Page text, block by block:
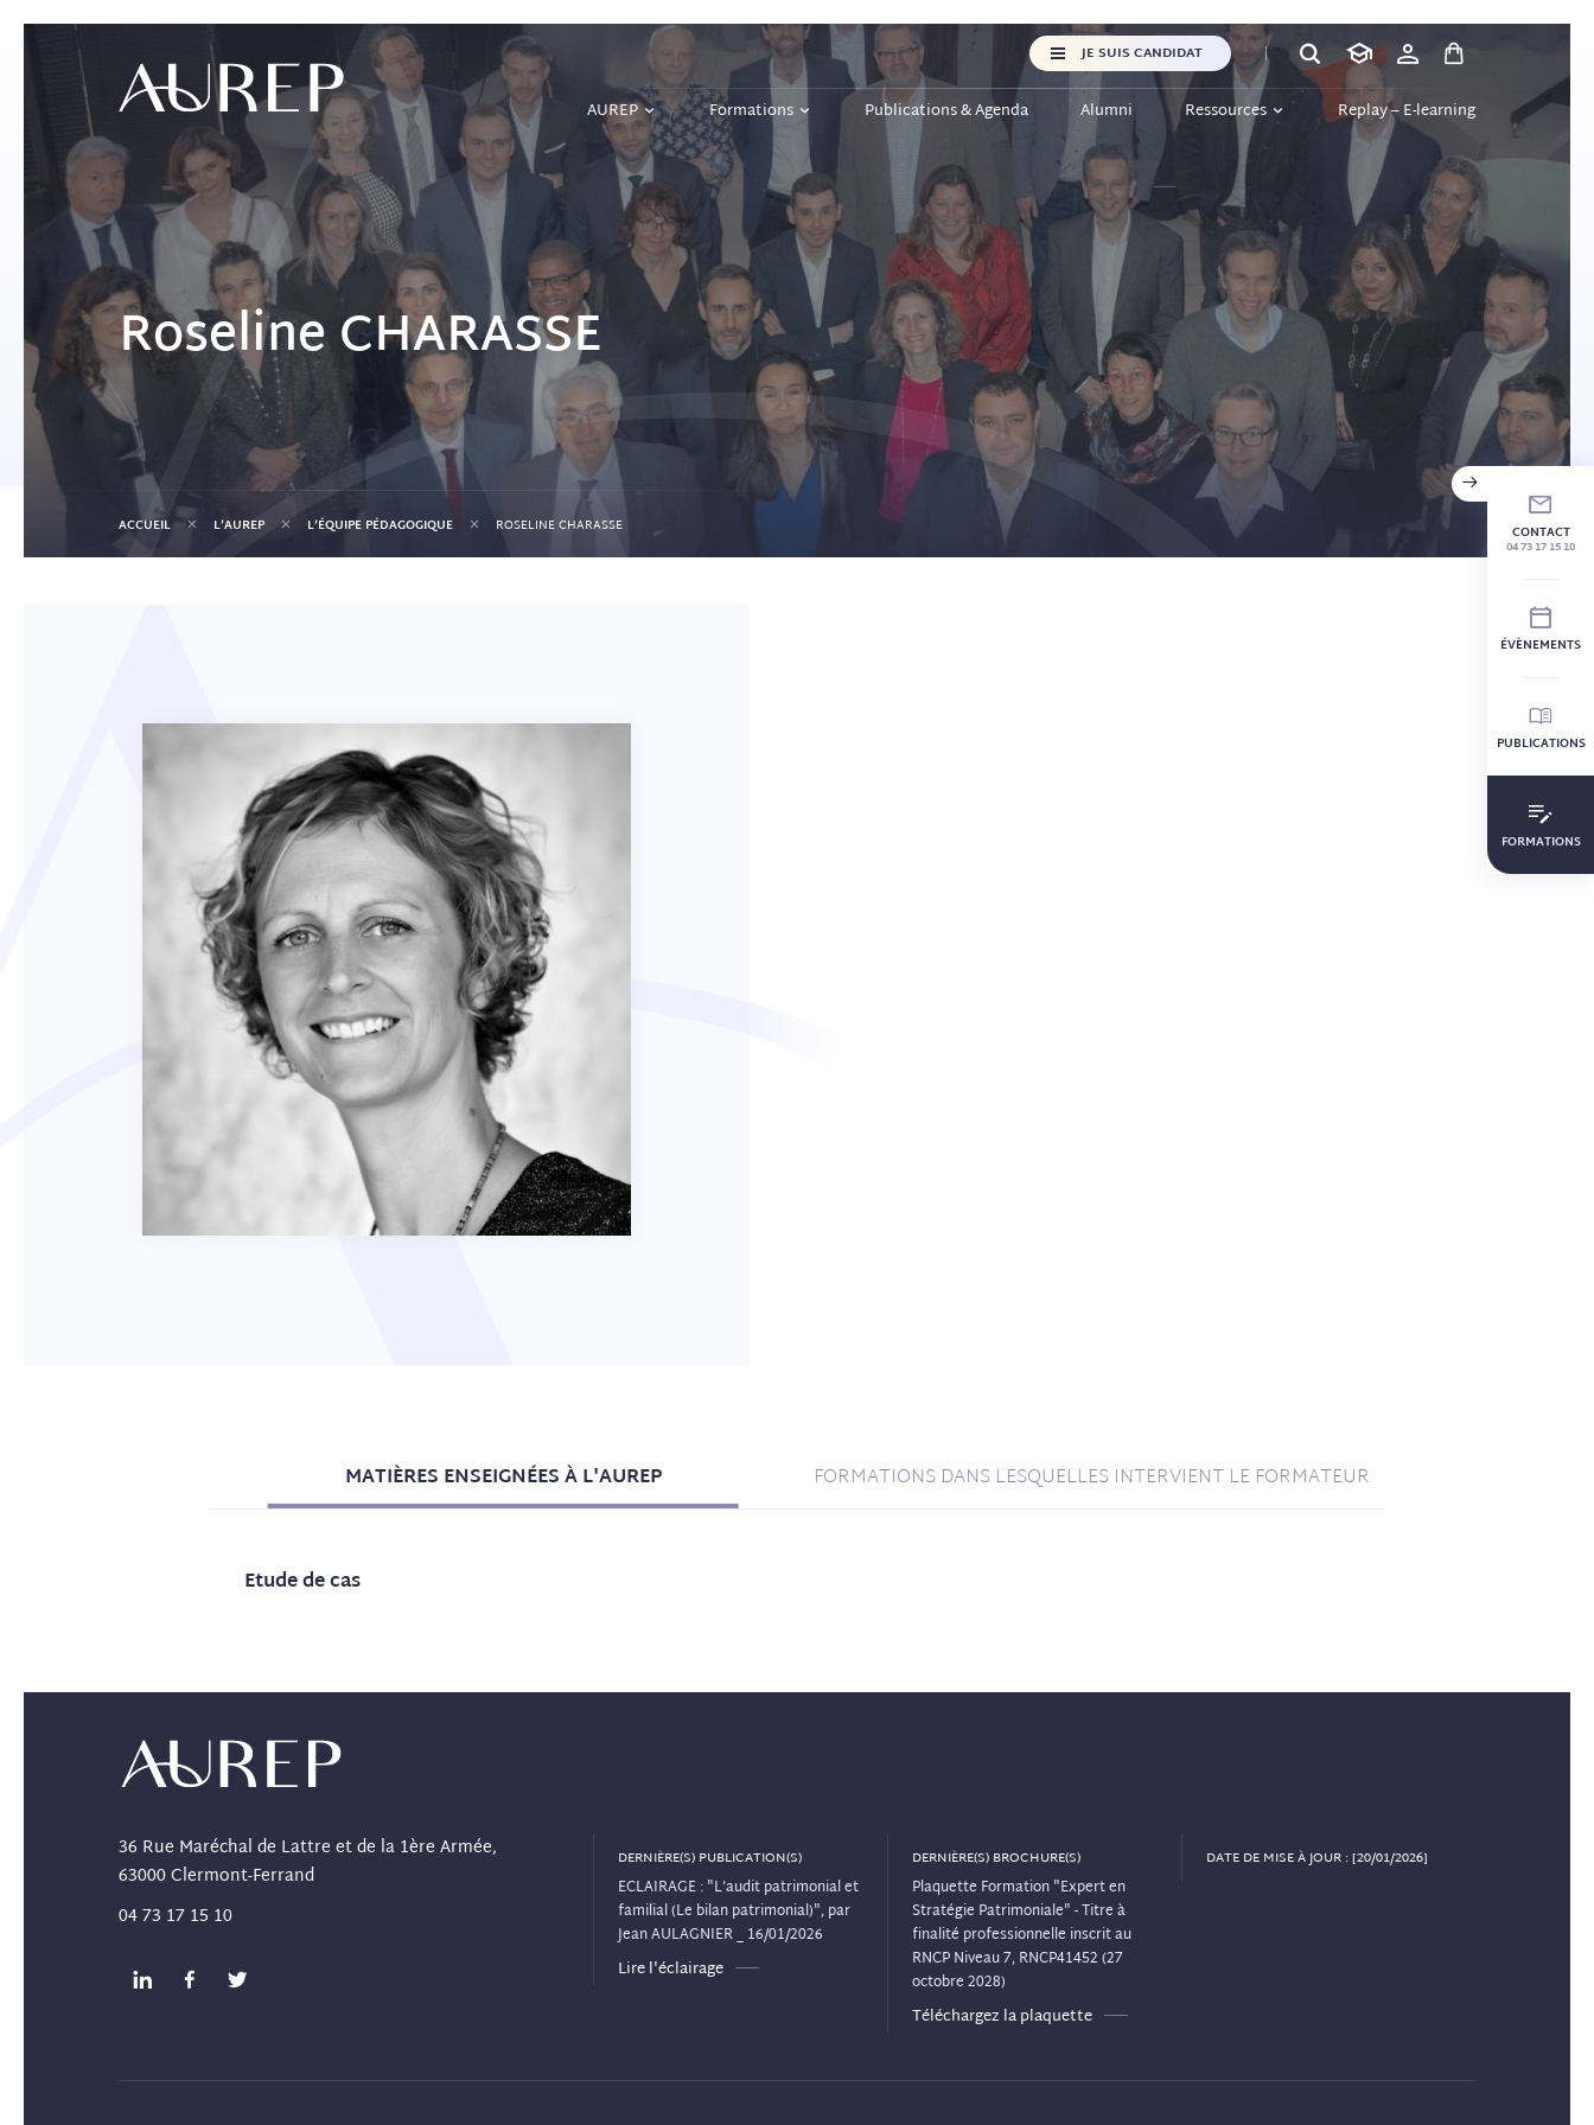
CONTACT
04 73 17 15 10
ÉVÈNEMENTS
PUBLICATIONS
FORMATIONS
JE SUIS CANDIDAT
AUREP Formations Publications & Agenda Alumni Ressources Replay – E-learning
Roseline CHARASSE
ACCUEIL+ L’AUREP + L’ÉQUIPE PÉDAGOGIQUE + ROSELINE CHARASSE
MATIÈRES ENSEIGNÉES À L'AUREP FORMATIONS DANS LESQUELLES INTERVIENT LE FORMATEUR
Etude de cas
36 Rue Maréchal de Lattre et de la 1ère Armée,
63000 Clermont-Ferrand
04 73 17 15 10
DERNIÈRE(S) PUBLICATION(S)
ECLAIRAGE : "L’audit patrimonial et
familial (Le bilan patrimonial)", par
Jean AULAGNIER _ 16/01/2026
Lire l'éclairage
DERNIÈRE(S) BROCHURE(S)
Plaquette Formation "Expert en
Stratégie Patrimoniale" - Titre à
finalité professionnelle inscrit au
RNCP Niveau 7, RNCP41452 (27
octobre 2028)
Téléchargez la plaquette
DATE DE MISE À JOUR : [20/01/2026]